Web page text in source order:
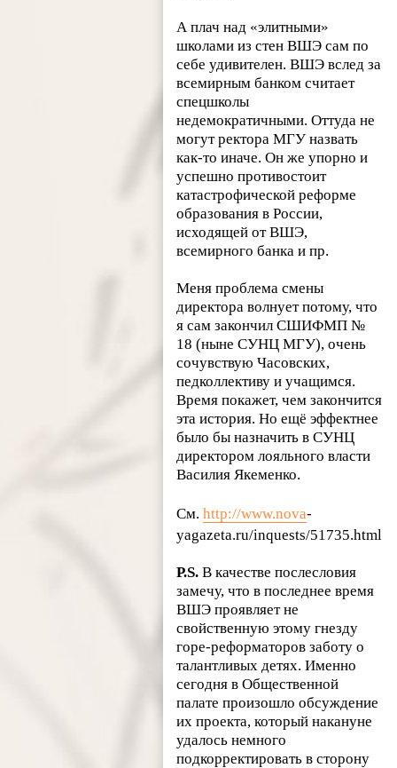
А плач над «элитными»
школами из стен ВШЭ сам по
себе удивителен. ВШЭ вслед за
всемирным банком считает
спецшколы
недемократичными. Оттуда не
могут ректора МГУ назвать
как-то иначе. Он же упорно и
успешно противостоит
катастрофической реформе
образования в России,
исходящей от ВШЭ,
всемирного банка и пр.
Меня проблема смены
директора волнует потому, что
я сам закончил СШИФМП №
18 (ныне СУНЦ МГУ), очень
сочувствую Часовских,
педколлективу и учащимся.
Время покажет, чем закончится
эта история. Но ещё эффектнее
было бы назначить в СУНЦ
директором лояльного власти
Василия Якеменко.
См.http://www.nova­
yagazeta.ru/inquests/51735.html
P.S.В качестве послесловия
замечу, что в последнее время
ВШЭ проявляет не
свойственную этому гнезду
горе-реформаторов заботу о
талантливых детях. Именно
сегодня в Общественной
палате произошло обсуждение
их проекта, который накануне
удалось немного
подкорректировать в сторону